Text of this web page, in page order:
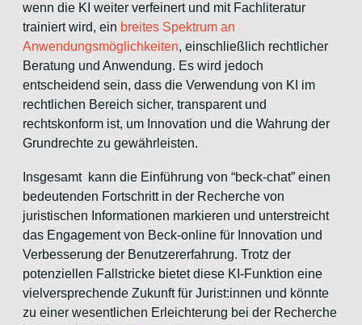
wenn die KI weiter verfeinert und mit Fachliteratur
trainiert wird, ein breites Spektrum an
Anwendungsmöglichkeiten, einschließlich rechtlicher
Beratung und Anwendung. Es wird jedoch
entscheidend sein, dass die Verwendung von KI im
rechtlichen Bereich sicher, transparent und
rechtskonform ist, um Innovation und die Wahrung der
Grundrechte zu gewährleisten.
Insgesamt kann die Einführung von “beck-chat” einen
bedeutenden Fortschritt in der Recherche von
juristischen Informationen markieren und unterstreicht
das Engagement von Beck-online für Innovation und
Verbesserung der Benutzererfahrung. Trotz der
potenziellen Fallstricke bietet diese KI-Funktion eine
vielversprechende Zukunft für Jurist:innen und könnte
zu einer wesentlichen Erleichterung bei der Recherche